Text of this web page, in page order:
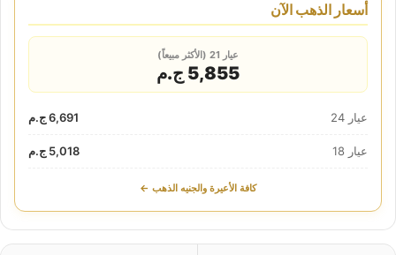
أسعار الذهب الآن
عيار 21 (الأكثر مبيعاً)
5,855 ج.م
عيار 24 6,691 ج.م
عيار 18 5,018 ج.م
كافة الأعيرة والجنيه الذهب ←